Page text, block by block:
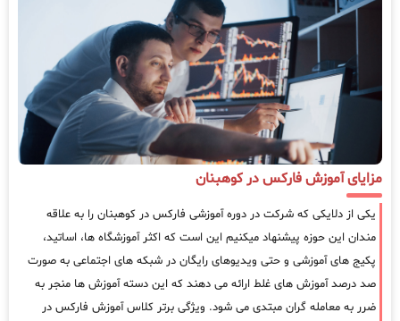
مزایای آموزش فارکس در کوهبنان
یکی از دلایکی که شرکت در دوره آموزشی فارکس در کوهبنان را به علاقه
مندان این حوزه پیشنهاد میکنیم این است که اکثر آموزشگاه ها، اساتید،
پکیج های آموزشی و حتی ویدیوهای رایگان در شبکه های اجتماعی به صورت
صد درصد آموزش های غلط ارائه می دهند که این دسته آموزش ها منجر به
ضرر به معامله گران مبتدی می شود. ویژگی برتر کلاس آموزش فارکس در